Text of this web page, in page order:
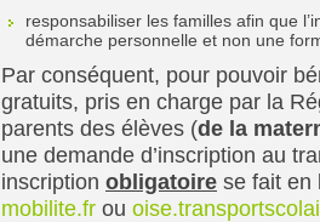
responsabiliser les familles afin que
démarche personnelle et non une
Par conséquent, pour pouvoir
gratuits, pris en charge par la
parents des élèves (de la
une demande d’inscription au
inscription obligatoire se fait en
mobilite.fr ou